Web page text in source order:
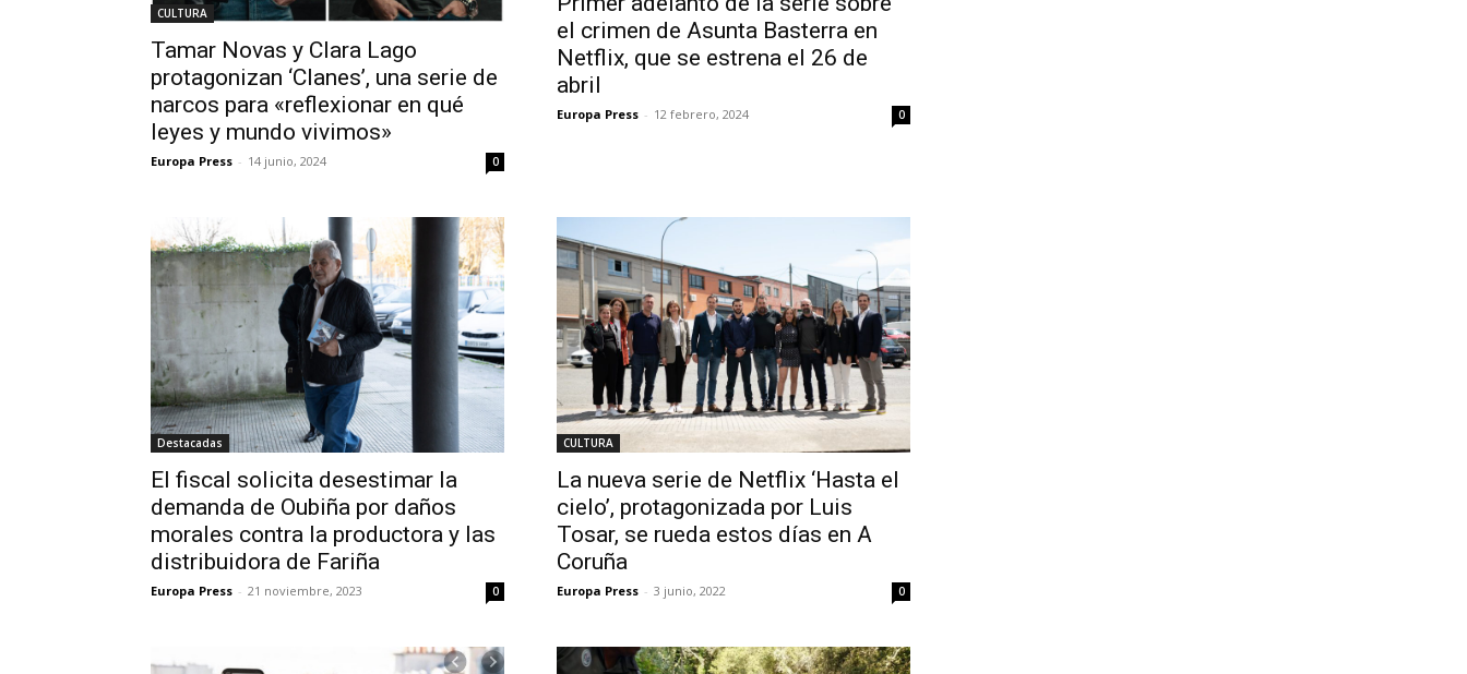
CULTURA
Tamar Novas y Clara Lago
protagonizan ‘Clanes’, una serie de
narcos para «reflexionar en qué
leyes y mundo vivimos»
Europa Press - 14 junio, 2024 0
el crimen de Asunta Basterra en
Netflix, que se estrena el 26 de
abril
Europa Press - 12 febrero, 2024 0
Destacadas
El fiscal solicita desestimar la
demanda de Oubiña por daños
morales contra la productora y las
distribuidora de Fariña
Europa Press - 21 noviembre, 2023 0
CULTURA
La nueva serie de Netflix ‘Hasta el
cielo’, protagonizada por Luis
Tosar, se rueda estos días en A
Coruña
Europa Press - 3 junio, 2022 0